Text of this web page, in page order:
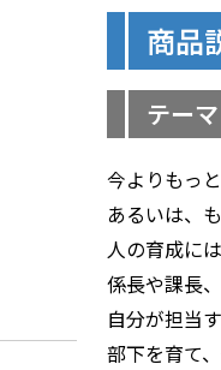
商品
テー
今よりもっ
あるいは、
人の育成に
係長や課長
自分が担当
部下を育て